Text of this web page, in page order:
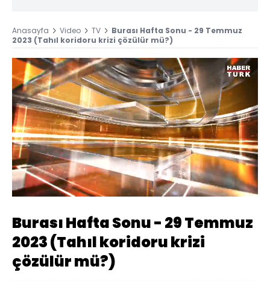
Anasayfa Video TV
Burası Hafta Sonu - 29 Temmuz
2023 (Tahıl koridoru krizi çözülür mü?)
Sesi
Aç
Yüklendi:
0.27%
Oynatma
Hızı
Burası Hafta Sonu - 29 Temmuz
2023 (Tahıl koridoru krizi
çözülür mü?)